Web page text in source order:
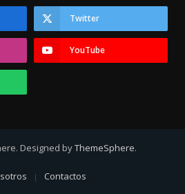
Twitter
YouTube
Designed byThemeSphere.
Contactos